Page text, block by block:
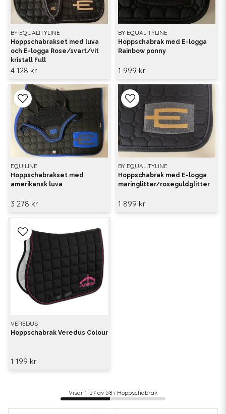
BY EQUALITYLINE
Hoppschabrakset med luva
och E-logga Rose/svart/vit
kristall Full
4 128 kr
BY EQUALITYLINE
Hoppschabrak med E-logga
Rainbow ponny
1 999 kr
EQUILINE
Hoppschabrakset med
amerikansk luva
3 278 kr
BY EQUALITYLINE
Hoppschabrak med E-logga
maringlitter/roseguldglitter
1 899 kr
VEREDUS
Hoppschabrak Veredus Colour
1 199 kr
Visar 1-27 av 58 i Hoppschabrak